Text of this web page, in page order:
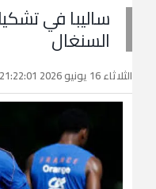
ساليبا في
السنغال
الثلاثاء 16 يونيو 2026 21:22:01